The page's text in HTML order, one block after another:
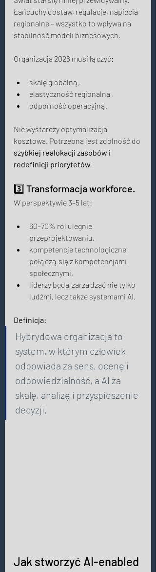
Łańcuchy dostaw, regulacje, napięcia
regionalne – wszystko to wpływa na
stabilność modeli biznesowych.
Organizacja 2026 musi łączyć:
skalę globalną,
elastyczność regionalną,
odporność operacyjną.
Nie wystarczy optymalizacja
kosztowa. Potrzebna jest zdolność do
szybkiej realokacji zasobów i
redefinicji priorytetów
3️⃣ Transformacja workforce.
W perspektywie 3–5 lat:
60–70% ról ulegnie
przeprojektowaniu,
kompetencje technologiczne
połączą się z kompetencjami
społecznymi,
liderzy będą zarządzać nie tylko
ludźmi, lecz także systemami AI.
Definicja:
Hybrydowa organizacja to
system, w którym człowiek
odpowiada za sens, ocenę i
odpowiedzialność, a AI za
skalę, analizę i przyspieszenie
decyzji.
Jak stworzyć AI-enabled